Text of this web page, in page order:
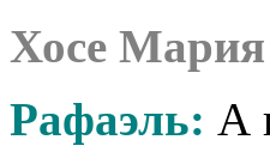
Хосе
Рафаэль: А